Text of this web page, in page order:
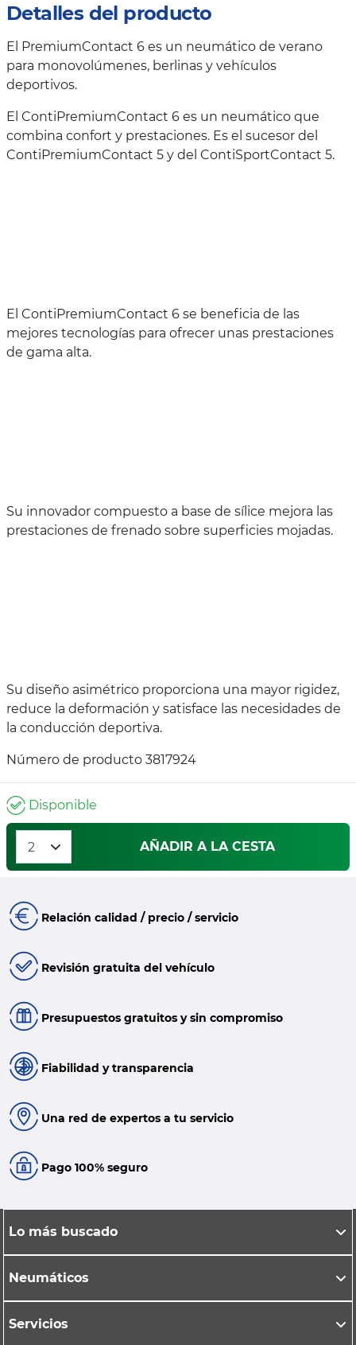
Detalles del producto
El PremiumContact 6 es un neumático de verano
para monovolúmenes, berlinas y vehículos
deportivos.
El ContiPremiumContact 6 es un neumático que
combina confort y prestaciones. Es el sucesor del
ContiPremiumContact 5 y del ContiSportContact 5.
El ContiPremiumContact 6 se beneficia de las
mejores tecnologías para ofrecer unas prestaciones
de gama alta.
Su innovador compuesto a base de sílice mejora las
prestaciones de frenado sobre superficies mojadas.
Su diseño asimétrico proporciona una mayor rigidez,
reduce la deformación y satisface las necesidades de
la conducción deportiva.
Número de producto 3817924
Disponible
AÑADIR A LA CESTA
Relación calidad / precio / servicio
Revisión gratuita del vehículo
Presupuestos gratuitos y sin compromiso
Fiabilidad y transparencia
Una red de expertos a tu servicio
Pago 100% seguro
Lo más buscado
Neumáticos
Servicios